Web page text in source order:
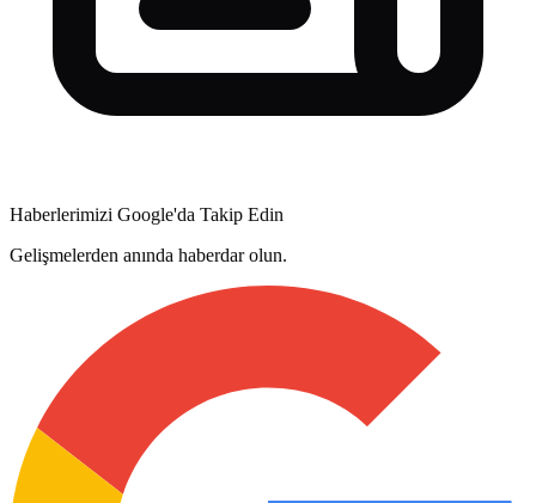
Haberlerimizi Google'da Takip Edin
Gelişmelerden anında haberdar olun.